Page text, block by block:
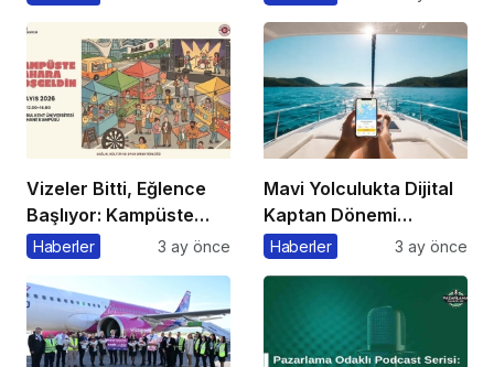
Vizeler Bitti, Eğlence
Başlıyor: Kampüste
Bahar Festivali
Haberler 3 ay önce
Mavi Yolculukta Dijital
Kaptan Dönemi
Başlıyor
Haberler 3 ay önce